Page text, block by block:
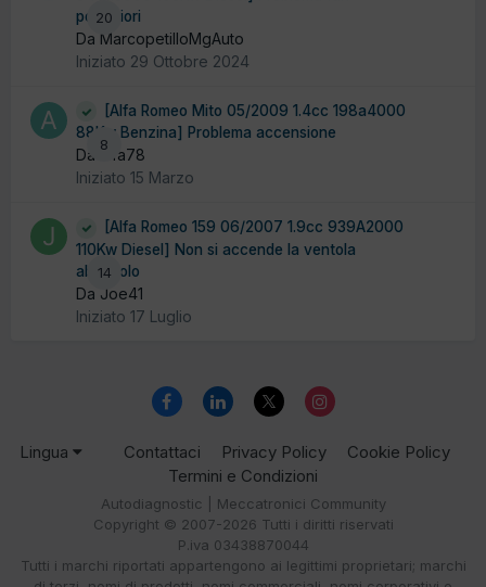
20
posteriori
Da MarcopetilloMgAuto
Iniziato 29 Ottobre 2024
8
[Alfa Romeo Mito 05/2009 1.4cc 198a4000
88Kw Benzina] Problema accensione
Da alfa78
Iniziato 15 Marzo
14
[Alfa Romeo 159 06/2007 1.9cc 939A2000
110Kw Diesel] Non si accende la ventola
abitacolo
Da Joe41
Iniziato 17 Luglio
Lingua Contattaci Privacy Policy
Cookie Policy
Termini e Condizioni
Autodiagnostic | Meccatronici Community
Copyright © 2007-2026 Tutti i diritti riservati
P.iva 03438870044
Tutti i marchi riportati appartengono ai legittimi proprietari; marchi